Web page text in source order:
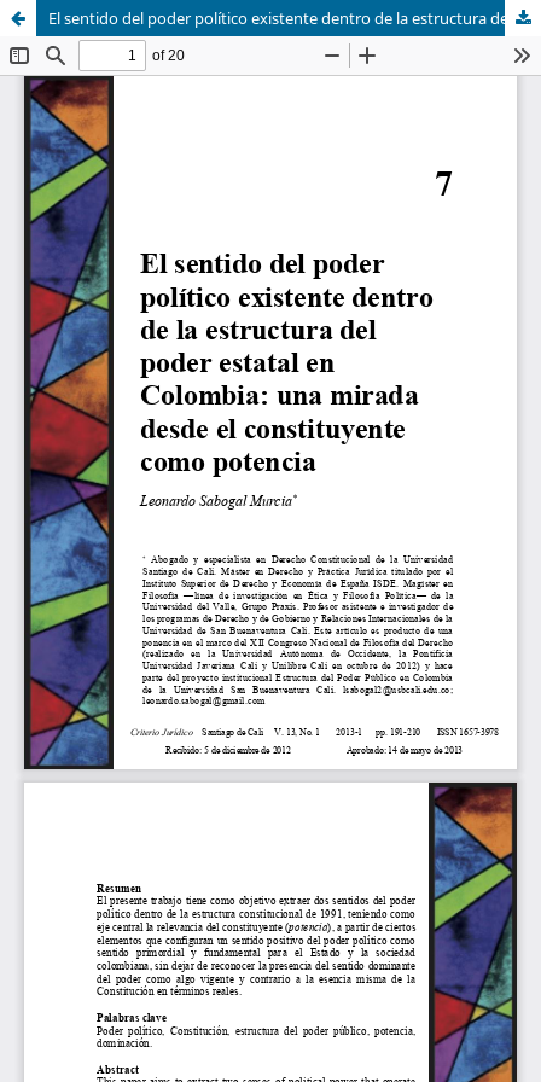
El sentido del poder político existente dentro de la estructura del poder estatal en Colombia: una mirada desde el constituyente como potencia